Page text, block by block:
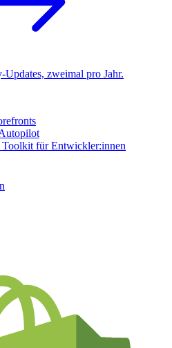
zweimal pro Jahr.
für Entwickler:innen